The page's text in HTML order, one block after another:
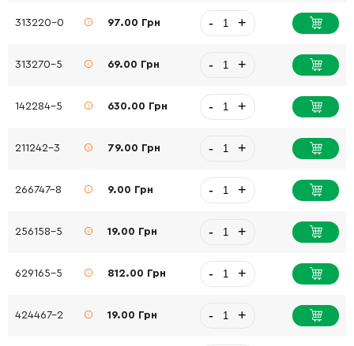
313220-0 97.00 Грн - +
313270-5 69.00 Грн - +
142284-5 630.00 Грн - +
211242-3 79.00 Грн - +
266747-8 9.00 Грн - +
256158-5 19.00 Грн - +
629165-5 812.00 Грн - +
424467-2 19.00 Грн - +